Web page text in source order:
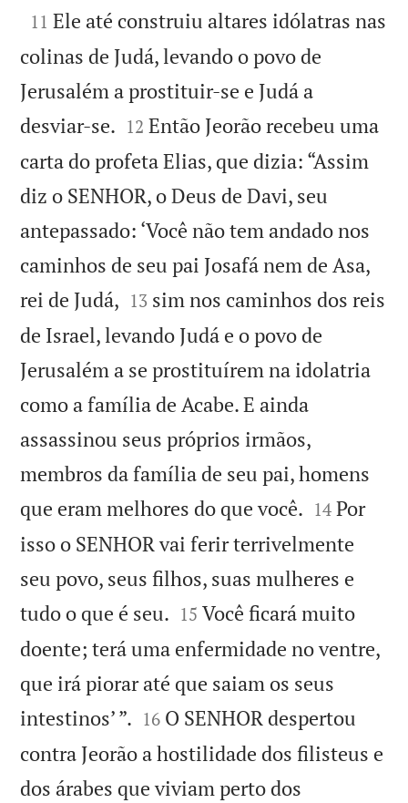

11 Ele até construiu altares idólatras nas
colinas de Judá, levando o povo de
Jerusalém a prostituir-se e Judá a
desviar-se. 

12 Então Jeorão recebeu uma
carta do profeta Elias, que dizia: “Assim
diz o SENHOR, o Deus de Davi, seu
antepassado: ‘Você não tem andado nos
caminhos de seu pai Josafá nem de Asa,
rei de Judá, 

13 sim nos caminhos dos reis
de Israel, levando Judá e o povo de
Jerusalém a se prostituírem na idolatria
como a família de Acabe. E ainda
assassinou seus próprios irmãos,
membros da família de seu pai, homens
que eram melhores do que você. 

14 Por
isso o SENHOR vai ferir terrivelmente
seu povo, seus filhos, suas mulheres e
tudo o que é seu. 

15 Você ficará muito
doente; terá uma enfermidade no ventre,
que irá piorar até que saiam os seus
intestinos’ ”. 

16 O SENHOR despertou
contra Jeorão a hostilidade dos filisteus e
dos árabes que viviam perto dos